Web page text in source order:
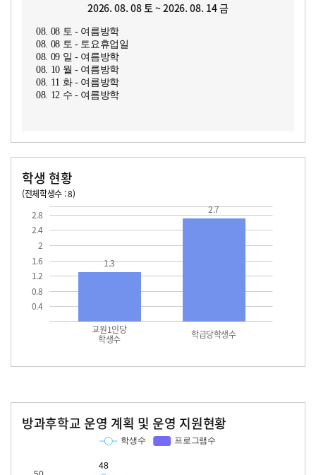
2026. 08. 08 토 ~ 2026. 08. 14 금
08. 08 토 - 여름방학
08. 08 토 - 토요휴업일
08. 09 일 - 여름방학
08. 10 월 - 여름방학
08. 11 화 - 여름방학
08. 12 수 - 여름방학
학생 현황
(전체학생수 : 8)
0.4
0.8
1.2
1.6
2
2.4
2.8
교원1인당
학생수 학급당학생수
1.3
2.7
방과후학교 운영 계획 및 운영 지원현황